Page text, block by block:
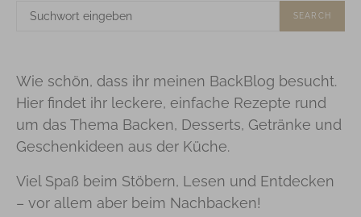
SUCHE
SEARCH
Wie schön, dass ihr meinen BackBlog besucht.
Hier findet ihr leckere, einfache Rezepte rund
um das Thema Backen, Desserts, Getränke und
Geschenkideen aus der Küche.
Viel Spaß beim Stöbern, Lesen und Entdecken
– vor allem aber beim Nachbacken!